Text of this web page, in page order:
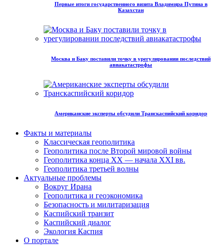
Первые итоги государственного визита Владимира Путина в
Казахстан
Москва и Баку поставили точку в урегулировании последствий
авиакатастрофы
Американские эксперты обсудили Транскаспийский коридор
Факты и материалы
Классическая геополитика
Геополитика после Второй мировой войны
Геополитика конца XX — начала XXI вв.
Геополитика третьей волны
Актуальные проблемы
Вокруг Ирана
Геополитика и геоэкономика
Безопасность и милитаризация
Каспийский транзит
Каспийский диалог
Экология Каспия
О портале